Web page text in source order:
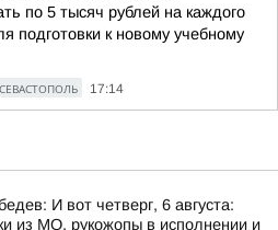
по 5 тысяч рублей на каждого
подготовки к новому учебному
СЕВАСТОПОЛЬ 17:14
И вот четверг, 6 августа:
из МО, рукожопы в исполнении и